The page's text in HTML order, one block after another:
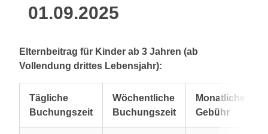
01.09.2025
Elternbeitrag für Kinder ab 3 Jahren (ab
Vollendung drittes Lebensjahr):
Tägliche
Buchungszeit
Wöchentliche
Buchungszeit
Monatliche
Gebühr